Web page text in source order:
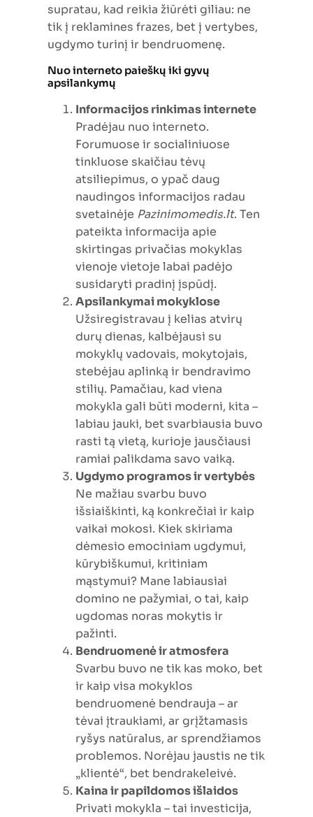
supratau, kad reikia žiūrėti giliau: ne
tik į reklamines frazes, bet į vertybes,
ugdymo turinį ir bendruomenę.
Nuo interneto paieškų iki gyvų
apsilankymų
Informacijos rinkimas internete
Pradėjau nuo interneto.
Forumuose ir socialiniuose
tinkluose skaičiau tėvų
atsiliepimus, o ypač daug
naudingos informacijos radau
svetainėje Pazinimomedis.lt. Ten
pateikta informacija apie
skirtingas privačias mokyklas
vienoje vietoje labai padėjo
susidaryti pradinį įspūdį.
Apsilankymai mokyklose
Užsiregistravau į kelias atvirų
durų dienas, kalbėjausi su
mokyklų vadovais, mokytojais,
stebėjau aplinką ir bendravimo
stilių. Pamačiau, kad viena
mokykla gali būti moderni, kita –
labiau jauki, bet svarbiausia buvo
rasti tą vietą, kurioje jausčiausi
ramiai palikdama savo vaiką.
Ugdymo programos ir vertybės
Ne mažiau svarbu buvo
išsiaiškinti, ką konkrečiai ir kaip
vaikai mokosi. Kiek skiriama
dėmesio emociniam ugdymui,
kūrybiškumui, kritiniam
mąstymui? Mane labiausiai
domino ne pažymiai, o tai, kaip
ugdomas noras mokytis ir
pažinti.
Bendruomenė ir atmosfera
Svarbu buvo ne tik kas moko, bet
ir kaip visa mokyklos
bendruomenė bendrauja – ar
tėvai įtraukiami, ar grįžtamasis
ryšys natūralus, ar sprendžiamos
problemos. Norėjau jaustis ne tik
„klientė“, bet bendrakeleivė.
Kaina ir papildomos išlaidos
Privati mokykla – tai investicija,